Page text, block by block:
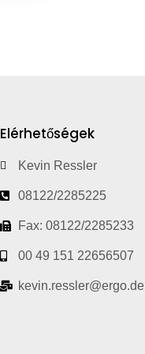
Elérhetőségek
Kevin Ressler
08122/2285225
Fax: 08122/2285233
00 49 151 22656507
kevin.ressler@ergo.de